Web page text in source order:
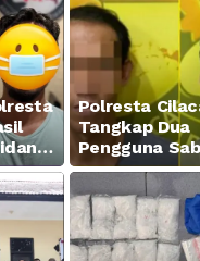
I
Polresta
Tangkap Dua
Pengguna
Amankan
Gram